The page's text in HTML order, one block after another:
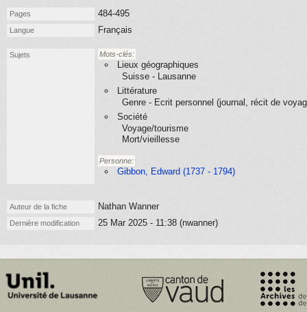
Pages 484-495
Langue Français
Sujets Mots-clés:
Lieux géographiques
Suisse - Lausanne
Littérature
Genre - Ecrit personnel (journal, récit de
Société
Voyage/tourisme
Mort/vieillesse
Personne:
Gibbon, Edward (1737 - 1794)
Auteur de la fiche Nathan Wanner
Dernière modification 25 Mar 2025 - 11:38 (nwanner)